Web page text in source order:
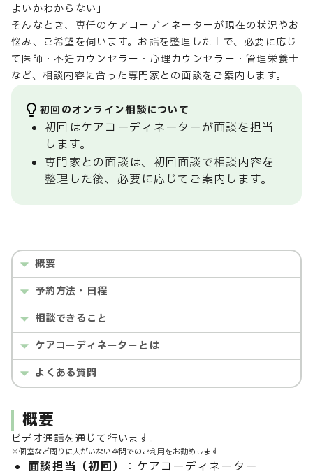
よいかわからない」
そんなとき、専任のケアコーディネーターが現在の状況やお
悩み、ご希望を伺います。お話を整理した上で、必要に応じ
て医師・不妊カウンセラー・心理カウンセラー・管理栄養士
など、相談内容に合った専門家との面談をご案内します。
初回のオンライン相談について
初回はケアコーディネーターが面談を担当
します。
専門家との面談は、初回面談で相談内容を
整理した後、必要に応じてご案内します。
概要
予約方法・日程
相談できること
ケアコーディネーターとは
よくある質問
概要
ビデオ通話を通じて行います。
※個室など周りに人がいない空間でのご利用をお勧めします
面談担当（初回）
：ケアコーディネーター